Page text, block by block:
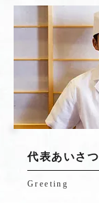
代表あいさつ
Greeting